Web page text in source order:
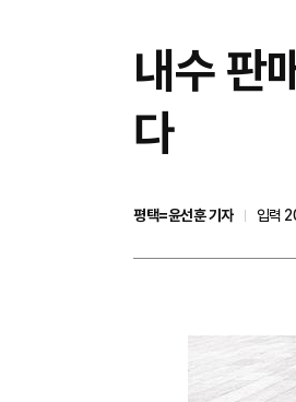
내수 판
다
평택=윤선훈 기자
입력